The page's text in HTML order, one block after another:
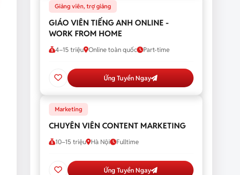
Giảng viên, trợ giảng
GIÁO VIÊN TIẾNG ANH ONLINE -
WORK FROM HOME
4–15 triệu Online toàn quốc Part-time
Ứng Tuyển Ngay
Marketing
CHUYÊN VIÊN CONTENT MARKETING
10–15 triệu Hà Nội Fulltime
Ứng Tuyển Ngay